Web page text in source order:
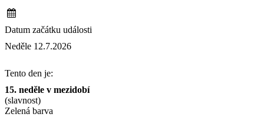
Datum začátku události
Neděle 12.7.2026
Tento den je:
15. neděle v mezidobí
(slavnost)
Zelená barva